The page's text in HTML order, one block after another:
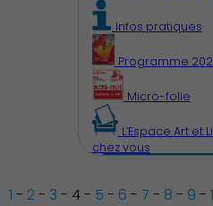
Infos pratiques
Programme
Micro-folie
L’Espace Art et
chez vous
1 - 2- 3 - 4- 5 - 6 - 7 - 8 - 9 -